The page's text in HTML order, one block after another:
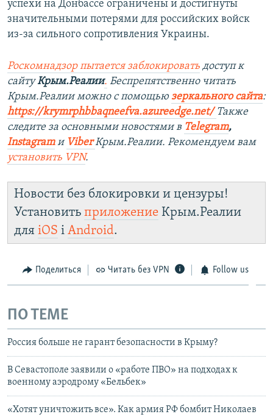
успехи на Донбассе ограничены и достигнуты
значительными потерями для российских войск
из-за сильного сопротивления Украины.
Роскомнадзор пытается заблокировать доступ к
сайтуКрым.Реалии. Беспрепятственно читать
Крым.Реалии можно с помощью зеркального сайта:
https://krymrphbbaqneefva.azureedge.net/ Также
следите за основными новостями в Telegram,
Instagram и ViberКрым.Реалии. Рекомендуем вам
установить VPN.
Новости без блокировки и цензуры!
Установить приложение Крым.Реалии
для iOS і Android.
Поделиться Читать без VPN Follow us
ПО ТЕМЕ
Россия больше не гарант безопасности в Крыму?
В Севастополе заявили о «работе ПВО» на подходах к
военному аэродрому «Бельбек»
«Хотят уничтожить все». Как армия РФ бомбит Николаев